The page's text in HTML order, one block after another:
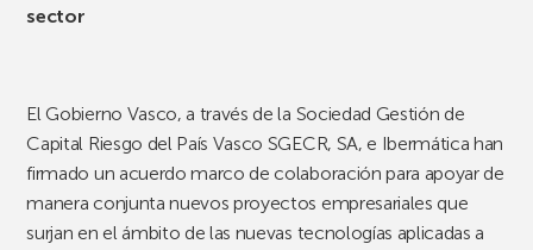
sector
El Gobierno Vasco, a través de la Sociedad Gestión de
Capital Riesgo del País Vasco SGECR, SA, e Ibermática han
firmado un acuerdo marco de colaboración para apoyar de
manera conjunta nuevos proyectos empresariales que
surjan en el ámbito de las nuevas tecnologías aplicadas a